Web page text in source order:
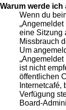
Warum werde
Wenn du
eine Sitzung
Missbrauch
Um
ist nicht
öffentlichen
Verfügung
Board-